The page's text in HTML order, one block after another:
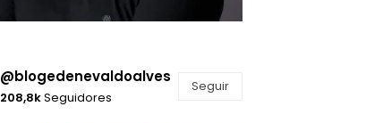
@blogedenevaldoalves
208,8kSeguidores
Seguir